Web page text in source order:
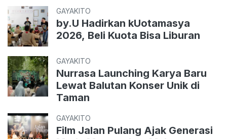
GAYAKITO
by.U Hadirkan kUotamasya
2026, Beli Kuota Bisa Liburan
GAYAKITO
Nurrasa Launching Karya Baru
Lewat Balutan Konser Unik di
Taman
GAYAKITO
Film Jalan Pulang Ajak Generasi